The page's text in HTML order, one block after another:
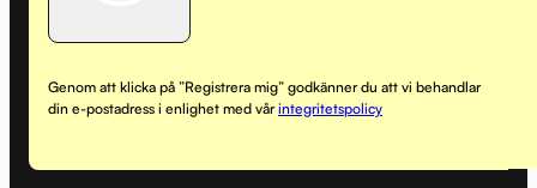
Genom att klicka på ”Registrera mig” godkänner du att vi behandlar
din e-postadress i enlighet med vårintegritetspolicy